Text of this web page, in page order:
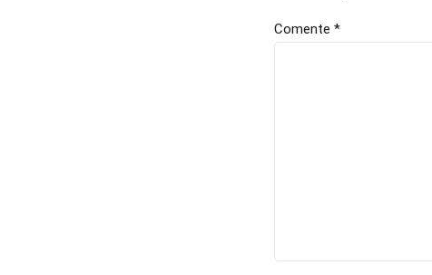
Comente *